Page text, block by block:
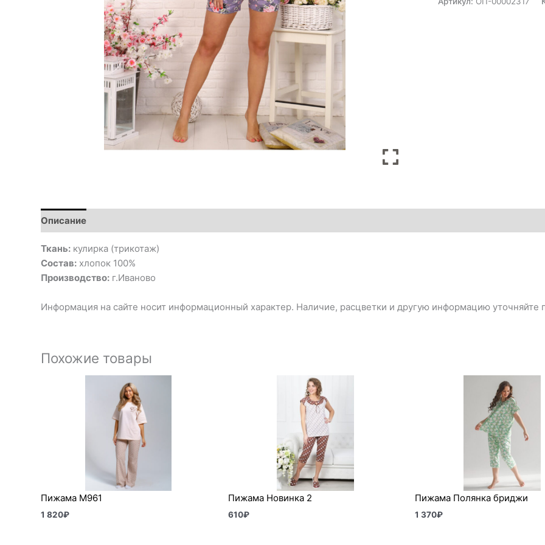
Описание
Ткань: кулирка (трикотаж)
Состав: хлопок 100%
Производство: г.Иваново
Информация на сайте носит информационный характер. Наличие, расцветки и другую информацию уточняйте
Похожие товары
Пижама М961
1 820₽
Пижама Новинка 2
610₽
Пижама Полянка бриджи
1 370₽